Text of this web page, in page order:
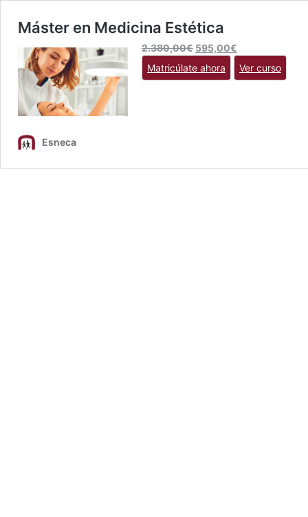
Máster en Medicina Estética
2.380,00€ El
precio
original
595,00€
precio
actual
Matricúlate ahora Ver curso
Esneca